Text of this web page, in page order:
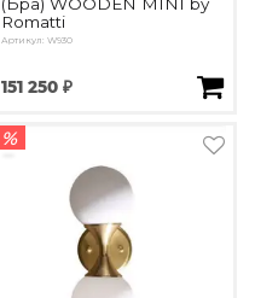
Romatti
Артикул: W930
151 250 ₽
%